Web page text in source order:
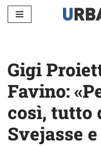
Gigi
Favino:
così, tutto
Svejasse